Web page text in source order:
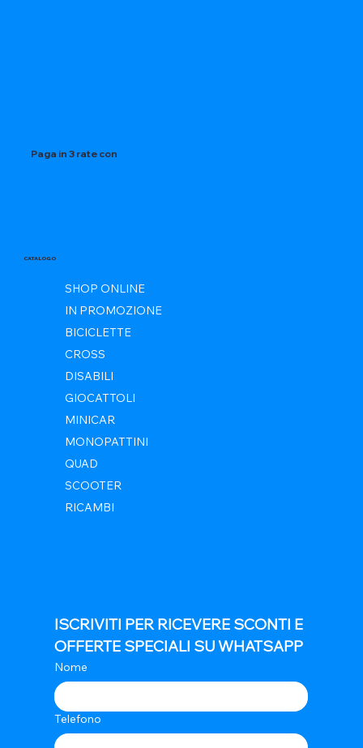
Paga in 3 rate con
CATALOGO
SHOP ONLINE
IN PROMOZIONE
BICICLETTE
CROSS
DISABILI
GIOCATTOLI
MINICAR
MONOPATTINI
QUAD
SCOOTER
RICAMBI
ISCRIVITI PER RICEVERE SCONTI E
OFFERTE SPECIALI SU WHATSAPP
Nome
Telefono